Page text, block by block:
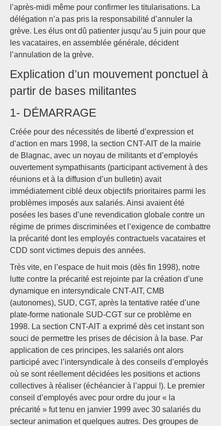
l’après-midi même pour confirmer les titularisations. La
délégation n’a pas pris la responsabilité d’annuler la
grève. Les élus ont dû patienter jusqu’au 5 juin pour que
les vacataires, en assemblée générale, décident
l’annulation de la grève.
Explication d’un mouvement ponctuel à
partir de bases militantes
1- DÉMARRAGE
Créée pour des nécessités de liberté d’expression et
d’action en mars 1998, la section CNT-AIT de la mairie
de Blagnac, avec un noyau de militants et d’employés
ouvertement sympathisants (participant activement à des
réunions et à la diffusion d’un bulletin) avait
immédiatement ciblé deux objectifs prioritaires parmi les
problèmes imposés aux salariés. Ainsi avaient été
posées les bases d’une revendication globale contre un
régime de primes discriminées et l’exigence de combattre
la précarité dont les employés contractuels vacataires et
CDD sont victimes depuis des années.
Très vite, en l’espace de huit mois (dès fin 1998), notre
lutte contre la précarité est rejointe par la création d’une
dynamique en intersyndicale CNT-AIT, CMB
(autonomes), SUD, CGT, après la tentative ratée d’une
plate-forme nationale SUD-CGT sur ce problème en
1998. La section CNT-AIT a exprimé dès cet instant son
souci de permettre les prises de décision à la base. Par
application de ces principes, les salariés ont alors
participé avec l’intersyndicale à des conseils d’employés
où se sont réellement décidées les positions et actions
collectives à réaliser (échéancier à l’appui !). Le premier
conseil d’employés avec pour ordre du jour « la
précarité » fut tenu en janvier 1999 avec 30 salariés du
secteur animation et quelques autres. Des groupes de